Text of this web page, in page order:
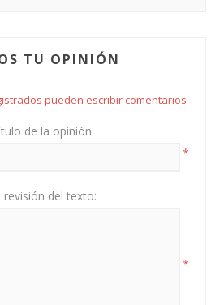
TU OPINIÓN
pueden escribir comentarios
de la opinión:
*
revisión del texto:
*